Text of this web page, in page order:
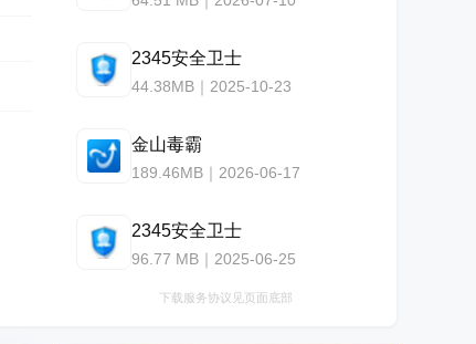
2345安全卫士
44.38MB｜2025-10-23
金山毒霸
189.46MB｜2026-06-17
2345安全卫士
96.77 MB｜2025-06-25
下载服务协议见页面底部